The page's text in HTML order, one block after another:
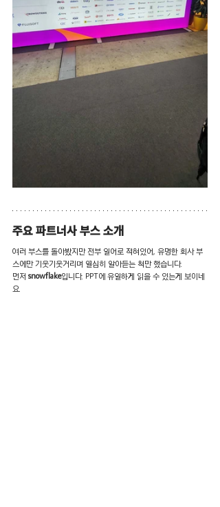
주요 파트너사 부스 소개
여러 부스를 돌아봤지만 전부 일어로 적혀있어, 유명한 회사 부
스에만 기웃기웃거리며 열심히 알아듣는 척만 했습니다.
먼저 snowflake입니다. PPT에 유일하게 읽을 수 있는게 보이네
요.